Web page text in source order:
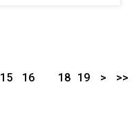
15
16
18 19 > >>